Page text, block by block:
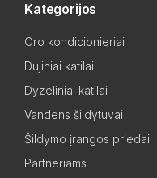
Kategorijos
Oro kondicionieriai
Dujiniai katilai
Dyzeliniai katilai
Vandens šildytuvai
Šildymo įrangos priedai
Partneriams